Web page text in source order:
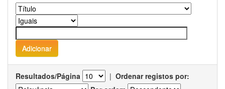
Resultados/Página | Ordenar registos por: